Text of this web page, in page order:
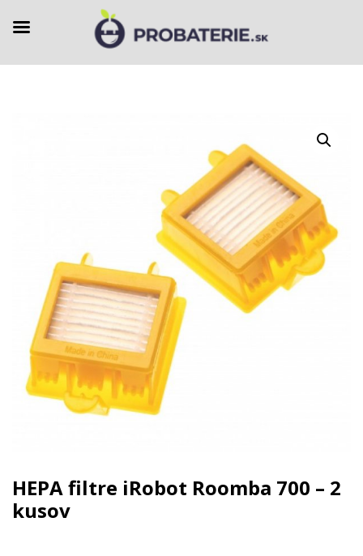
HEPA filtre iRobot Roomba 700 – 2
kusov